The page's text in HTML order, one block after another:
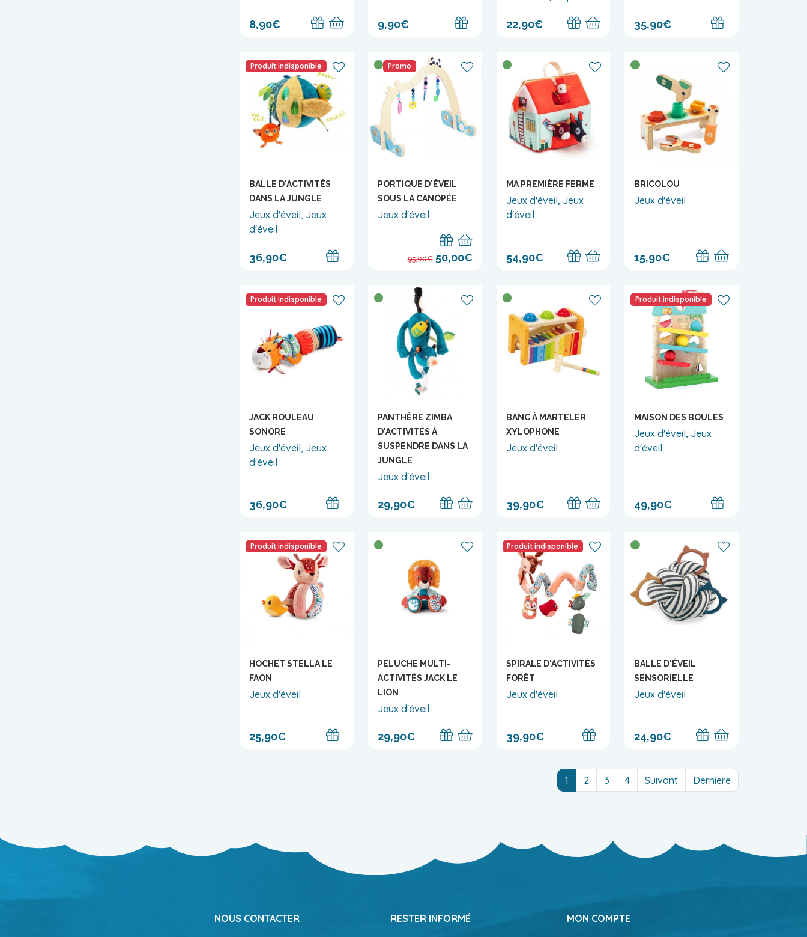
8,90€ 9,90€ 22,90€ 35,90€
Produit indisponible
BALLE D'ACTIVITÉS
DANS LA JUNGLE
Jeux d'éveil, Jeux
d'éveil
36,90€
Promo
PORTIQUE D'ÉVEIL
SOUS LA CANOPÉE
Jeux d'éveil
95,00€ 50,00€
MA PREMIÈRE FERME
Jeux d'éveil, Jeux
d'éveil
54,90€
BRICOLOU
Jeux d'éveil
15,90€
Produit indisponible
JACK ROULEAU
SONORE
Jeux d'éveil, Jeux
d'éveil
36,90€
PANTHÈRE ZIMBA
D'ACTIVITÉS À
SUSPENDRE DANS LA
JUNGLE
Jeux d'éveil
29,90€
BANC À MARTELER
XYLOPHONE
Jeux d'éveil
39,90€
Produit indisponible
MAISON DES BOULES
Jeux d'éveil, Jeux
d'éveil
49,90€
Produit indisponible
HOCHET STELLA LE
FAON
Jeux d'éveil
25,90€
PELUCHE MULTI-
ACTIVITÉS JACK LE
LION
Jeux d'éveil
29,90€
Produit indisponible
SPIRALE D'ACTIVITÉS
FORÊT
Jeux d'éveil
39,90€
BALLE D'ÉVEIL
SENSORIELLE
Jeux d'éveil
24,90€
1 (current)
2 3 4 Suivant Derniere
NOUS CONTACTER RESTER INFORMÉ MON COMPTE